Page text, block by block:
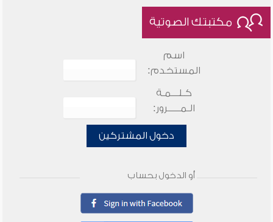
مكتبتك الصوتية
اسم
المستخدم:
كـلـــمـة
الـمـــــرور:
دخول المشتركين
أو الدخول بحساب